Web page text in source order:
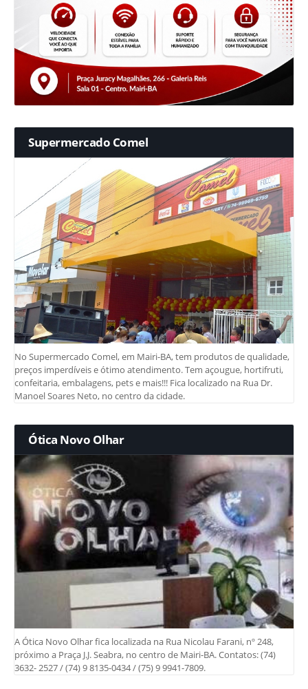
Supermercado Comel
No Supermercado Comel, em Mairi-BA, tem produtos de qualidade,
preços imperdíveis e ótimo atendimento. Tem açougue, hortifruti,
confeitaria, embalagens, pets e mais!!! Fica localizado na Rua Dr.
Manoel Soares Neto, no centro da cidade.
Ótica Novo Olhar
A Ótica Novo Olhar fica localizada na Rua Nicolau Farani, nº 248,
próximo a Praça J.J. Seabra, no centro de Mairi-BA. Contatos: (74)
3632- 2527 / (74) 9 8135-0434 / (75) 9 9941-7809.